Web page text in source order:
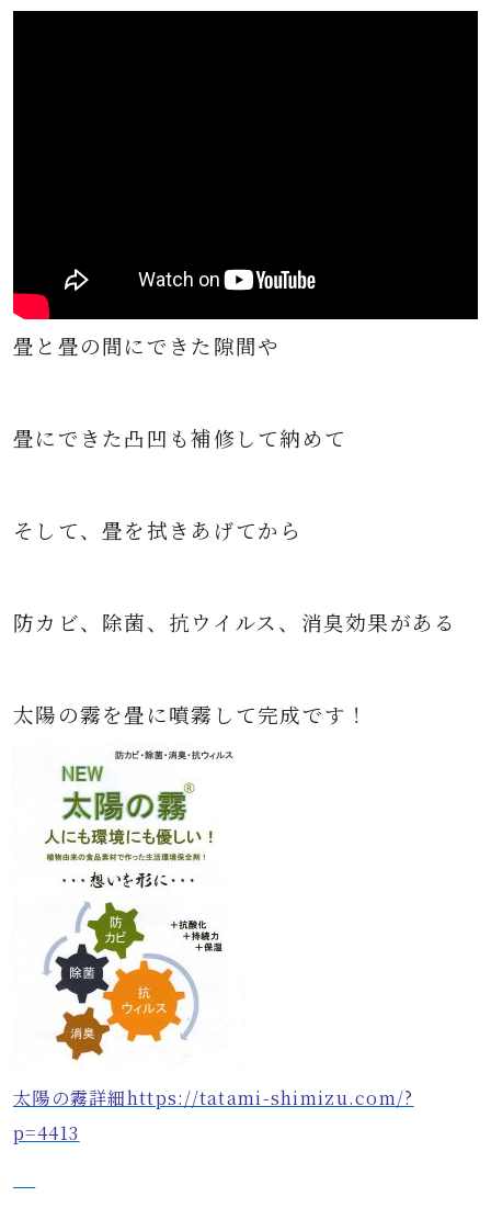
畳と畳の間にできた隙間や
畳にできた凸凹も補修して納めて
そして、畳を拭きあげてから
防カビ、除菌、抗ウイルス、消臭効果がある
太陽の霧を畳に噴霧して完成です！
太陽の霧詳細https://tatami-shimizu.com/?
p=4413